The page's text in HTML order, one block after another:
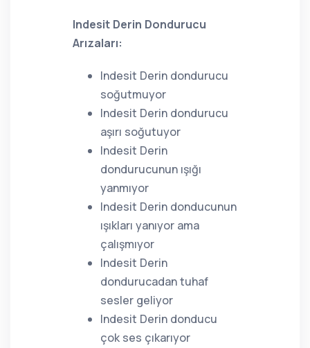
Indesit Derin Dondurucu
Arızaları:
Indesit Derin dondurucu
soğutmuyor
Indesit Derin dondurucu
aşırı soğutuyor
Indesit Derin
dondurucunun ışığı
yanmıyor
Indesit Derin donducunun
ışıkları yanıyor ama
çalışmıyor
Indesit Derin
dondurucadan tuhaf
sesler geliyor
Indesit Derin donducu
çok ses çıkarıyor